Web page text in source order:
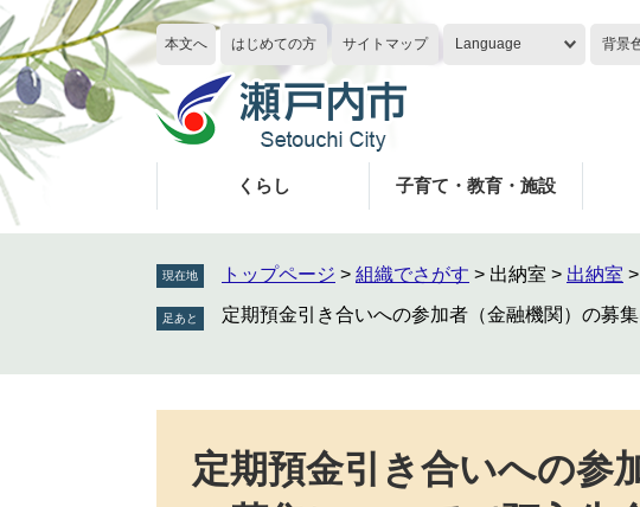
ペ
ー
ジ
の
先
頭
で
す
メ
ニ
ュ
ー
を
飛
ば
し
本文へ はじめての方 サイトマップ Language 背景
くらし 子育て・教育・施設
現在地 トップページ > 組織でさがす > 出納室 > 出納室 >
定期預金引き合いへの参加者（金融機関）の募
定期預金引き合いへの参